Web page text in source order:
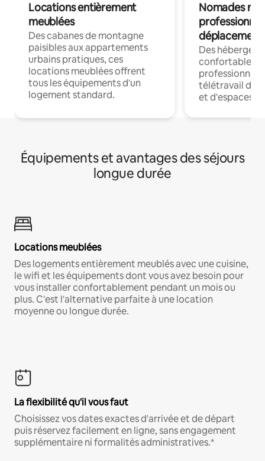
Locations entièrement
meublées
Des cabanes de montagne
paisibles aux appartements
urbains pratiques, ces
locations meublées offrent
tous les équipements d'un
logement standard.
Nomades
déplacement
Des
confortables
professionnels
télétravail
et d'espaces
Équipements et avantages des séjours
longue durée
Locations meublées
Des logements entièrement meublés avec une cuisine,
le wifi et les équipements dont vous avez besoin pour
vous installer confortablement pendant un mois ou
plus. C'est l'alternative parfaite à une location
moyenne ou longue durée.
La flexibilité qu'il vous faut
Choisissez vos dates exactes d'arrivée et de départ
puis réservez facilement en ligne, sans engagement
supplémentaire ni formalités administratives.*